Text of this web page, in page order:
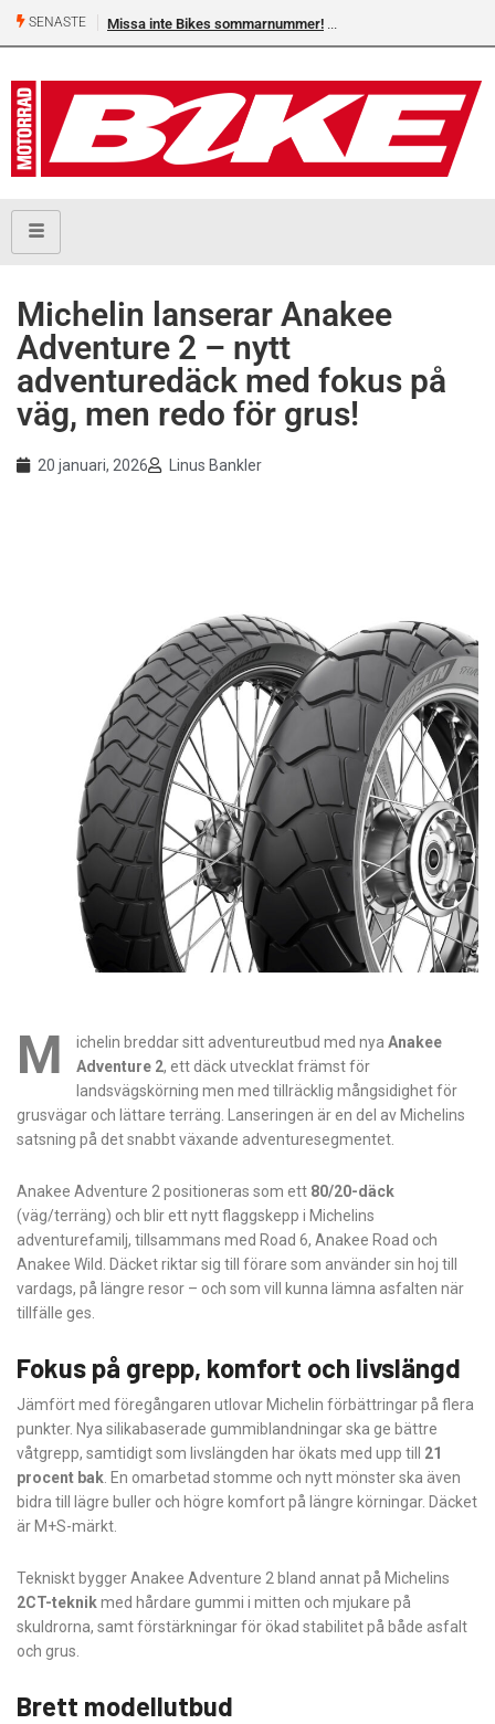
SENASTE Missa inte Bikes sommarnummer!
Michelin lanserar Anakee
Adventure 2 – nytt
adventuredäck med fokus på
väg, men redo för grus!
20 januari, 2026 Linus Bankler
M ichelin breddar sitt adventureutbud med nya Anakee
Adventure 2, ett däck utvecklat främst för
landsvägskörning men med tillräcklig mångsidighet för
grusvägar och lättare terräng. Lanseringen är en del av Michelins
satsning på det snabbt växande adventuresegmentet.
Anakee Adventure 2 positioneras som ett 80/20-däck
(väg/terräng) och blir ett nytt flaggskepp i Michelins
adventurefamilj, tillsammans med Road 6, Anakee Road och
Anakee Wild. Däcket riktar sig till förare som använder sin hoj till
vardags, på längre resor – och som vill kunna lämna asfalten när
tillfälle ges.
Fokus på grepp, komfort och livslängd
Jämfört med föregångaren utlovar Michelin förbättringar på flera
punkter. Nya silikabaserade gummiblandningar ska ge bättre
våtgrepp, samtidigt som livslängden har ökats med upp till 21
procent bak. En omarbetad stomme och nytt mönster ska även
bidra till lägre buller och högre komfort på längre körningar. Däcket
är M+S-märkt.
Tekniskt bygger Anakee Adventure 2 bland annat på Michelins
2CT-teknikmed hårdare gummi i mitten och mjukare på
skuldrorna, samt förstärkningar för ökad stabilitet på både asfalt
och grus.
Brett modellutbud